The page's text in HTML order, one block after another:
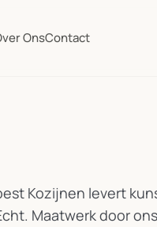
OnsContact
Kozijnen levert
Maatwerk door